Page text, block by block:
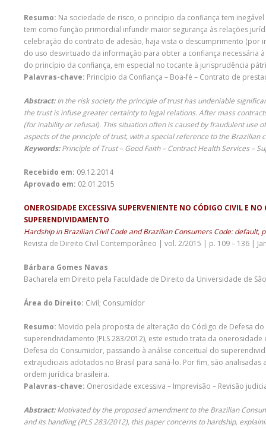
Resumo: Na sociedade de risco, o princípio da confiança tem
tem como função primordial infundir maior segurança às relações
celebração do contrato de adesão, haja vista o descumprimento (por
do uso desvirtuado da informação para obter a confiança necessária
do princípio da confiança, em especial no tocante à jurisprudência
Palavras-chave: Princípio da Confiança – Boa-fé – Contrato de
Abstract:In the risk society the principle of trust has undeniable
the trust is infuse greater certainty to legal relations. After mass
(for inability or refusal). This situation often is caused by fraudulent use
aspects of the principle of trust, with a special reference to the
Keywords:Principle of Trust – Good Faith – Contract Health Services –
Recebido em: 09.12.2014
Aprovado em: 02.01.2015
ONEROSIDADE EXCESSIVA SUPERVENIENTE NO CÓDIGO CIVIL E
SUPERENDIVIDAMENTO
Hardship in Brazilian Civil Code and Brazilian Consumers Code: default,
Revista de Direito Civil Contemporâneo | vol. 2/2015 | p. 109 – 136 |
Bárbara Gomes Navas
Bacharela em Direito pela Faculdade de Direito da Universidade de
Área do Direito: Civil; Consumidor
Resumo: Movido pela proposta de alteração do Código de Defesa
superendividamento (PLS 283/2012), este estudo trata da
Defesa do Consumidor, passando à análise conceitual do
extrajudiciais adotados no Brasil para saná-lo. Por fim, são
ordem jurídica brasileira.
Palavras-chave: Onerosidade excessiva – Imprevisão – Revisão
Abstract:Motivated by the proposed amendment to the Brazilian
and its handling (PLS 283/2012), this paper concerns to hardship,